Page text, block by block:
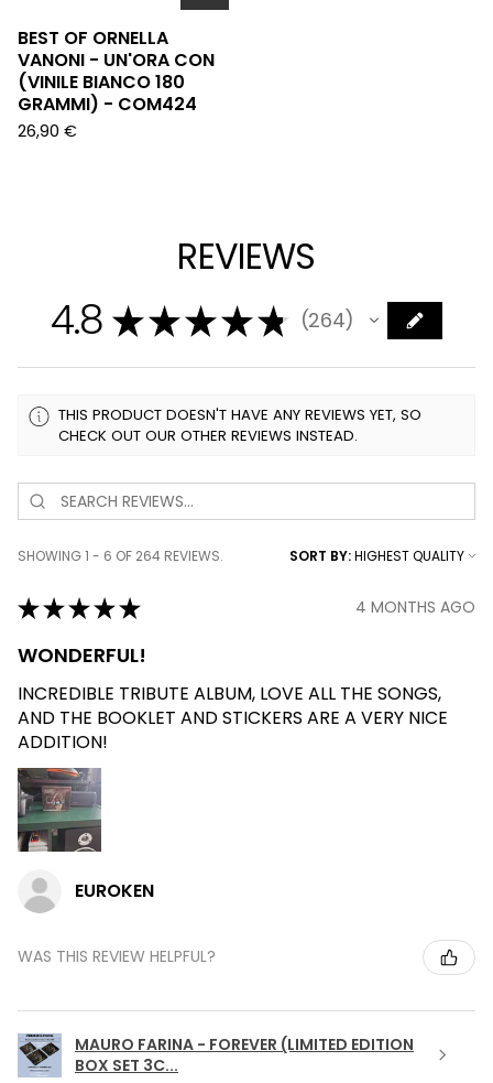
BEST OF ORNELLA
VANONI - UN'ORA CON
(VINILE BIANCO 180
GRAMMI) - COM424
26,90 €
REVIEWS
4.8 ★★★★★ 264
264
THIS PRODUCT DOESN'T HAVE ANY REVIEWS YET, SO
CHECK OUT OUR OTHER REVIEWS INSTEAD.
SHOWING 1 - 6 OF 264 REVIEWS. SORT BY:
★★★★★ 4 MONTHS AGO
WONDERFUL!
INCREDIBLE TRIBUTE ALBUM, LOVE ALL THE SONGS,
AND THE BOOKLET AND STICKERS ARE A VERY NICE
ADDITION!
EUROKEN
WAS THIS REVIEW HELPFUL?
MAURO FARINA - FOREVER (LIMITED EDITION
BOX SET 3C...